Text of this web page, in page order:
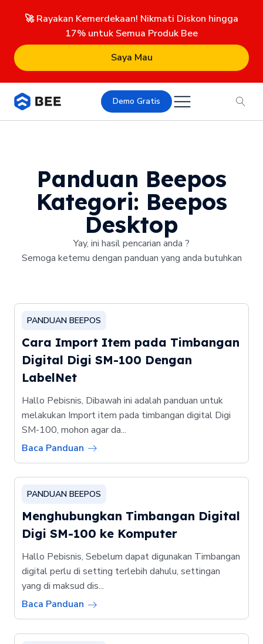
🚀 Rayakan Kemerdekaan! Nikmati Diskon hingga
17% untuk Semua Produk Bee
Saya Mau
Demo Gratis
Panduan Beepos
Kategori: Beepos
Desktop
Yay, ini hasil pencarian anda ?
Semoga ketemu dengan panduan yang anda butuhkan
PANDUAN BEEPOS
Cara Import Item pada Timbangan
Digital Digi SM-100 Dengan
LabelNet
Hallo Pebisnis, Dibawah ini adalah panduan untuk
melakukan Import item pada timbangan digital Digi
SM-100, mohon agar da...
Baca Panduan
PANDUAN BEEPOS
Menghubungkan Timbangan Digital
Digi SM-100 ke Komputer
Hallo Pebisnis, Sebelum dapat digunakan Timbangan
digital perlu di setting terlebih dahulu, settingan
yang di maksud dis...
Baca Panduan